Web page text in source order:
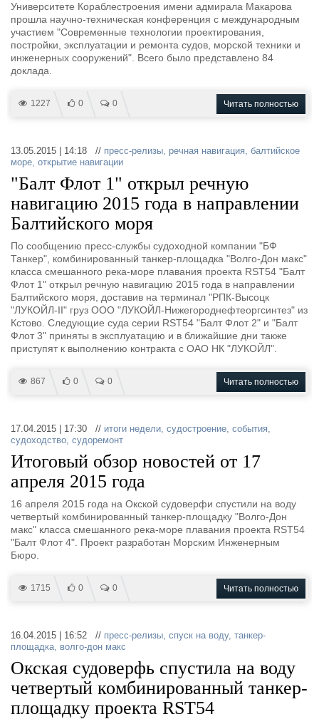
Университете Кораблестроения имени адмирала Макарова
прошла научно-техническая конференция с международным
участием "Современные технологии проектирования,
постройки, эксплуатации и ремонта судов, морской техники и
инженерных сооружений". Всего было представлено 84
доклада.
1227 0 0 Читать полностью
13.05.2015 | 14:18 // пресс-релизы, речная навигация, балтийское
море, открытие навигации
"Балт Флот 1" открыл речную
навигацию 2015 года в направлении
Балтийского моря
По сообщению пресс-службы судоходной компании "БФ
Танкер", комбинированный танкер-площадка "Волго-Дон макс"
класса смешанного река-море плавания проекта RST54 "Балт
Флот 1" открыл речную навигацию 2015 года в направлении
Балтийского моря, доставив на терминал "РПК-Высоцк
"ЛУКОЙЛ-II" груз ООО "ЛУКОЙЛ-Нижегороднефтеоргсинтез" из
Кстово. Следующие суда серии RST54 "Балт Флот 2" и "Балт
Флот 3" приняты в эксплуатацию и в ближайшие дни также
приступят к выполнению контракта с ОАО НК "ЛУКОЙЛ".
867 0 0 Читать полностью
17.04.2015 | 17:30 // итоги недели, судостроение, события,
судоходство, судоремонт
Итоговый обзор новостей от 17
апреля 2015 года
16 апреля 2015 года на Окской судоверфи спустили на воду
четвертый комбинированный танкер-площадку "Волго-Дон
макс" класса смешанного река-море плавания проекта RST54
"Балт Флот 4". Проект разработан Морским Инженерным
Бюро.
1715 0 0 Читать полностью
16.04.2015 | 16:52 // пресс-релизы, спуск на воду, танкер-
площадка, волго-дон макс
Окская судоверфь спустила на воду
четвертый комбинированный танкер-
площадку проекта RST54